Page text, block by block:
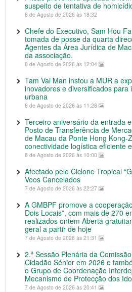
suspeito de tentativa de
8 de Agosto de 2026 às 18:32
Chefe do Executivo, Sam Hou
tomada de posse da quarta
Agentes da Área Jurídica de
da associação.
8 de Agosto de 2026 às 12:04
Tam Vai Man instou a MUR a
inovadores e diversificados para
urbana
8 de Agosto de 2026 às 11:28
Terceiro aniversário da entrada
Posto de Transferência de
de Macau da Ponte Hong Kong-
conectividade logística eficiente
8 de Agosto de 2026 às 10:00
Afectado pelo Ciclone Tropical
Voos Cancelados
7 de Agosto de 2026 às 22:27
A GMBPF promove a
Dois Locais”, com mais de 270
realizados ontem Aberta
geral a partir de hoje
7 de Agosto de 2026 às 21:31
2.ª Sessão Plenária da
Cidadão Sénior em 2026 e
o Grupo de Coordenação
Mecanismo de Protecção dos
7 de Agosto de 2026 às 20:41